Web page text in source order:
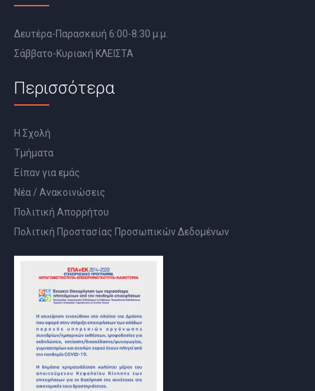
Δευτέρα-Παρασκευή 6:00-8:30 μ.μ.
Σάββατο-Κυριακή ΚΛΕΙΣΤΑ
Περισσότερα
Η Σχολή
Τμήματα
Είπαν για εμάς
Νέα / Ανακοινώσεις
Πολιτική Απορρήτου
Πολιτική Προστασίας Προσωπικών Δεδομένων